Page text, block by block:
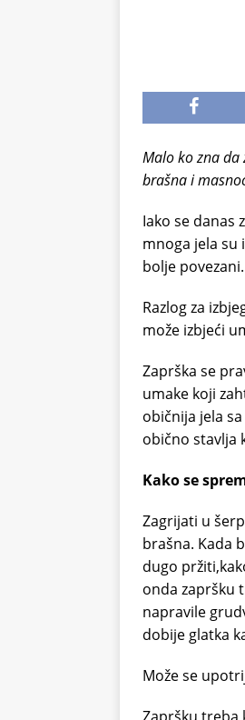
Malo ko zna
brašna i
Iako se danas
mnoga jela su
bolje povezani.
Razlog za
može izbjeći
Zaprška se
umake koji
običnija jela
obično stavlja
Kako se
Zagrijati u
brašna. Kada
dugo
onda zapršku
napravile
dobije glatka
Može se